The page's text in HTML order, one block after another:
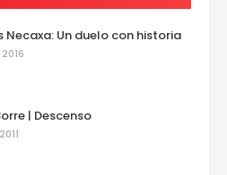
Necaxa: Un duelo con historia
| Descenso